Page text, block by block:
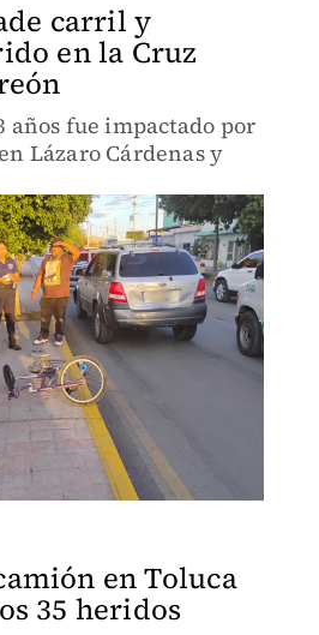
carril y
en la Cruz
años fue impactado por
Lázaro Cárdenas y
en Toluca
35 heridos